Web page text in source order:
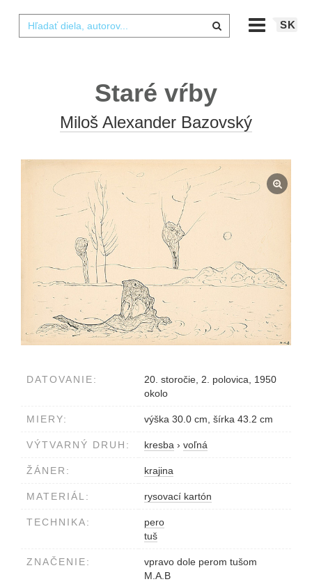
SK
Staré vŕby
Miloš Alexander Bazovský
DATOVANIE:
20. storočie, 2. polovica, 1950
okolo
MIERY: výška 30.0 cm, šírka 43.2 cm
VÝTVARNÝ DRUH: kresba › voľná
ŽÁNER: krajina
MATERIÁL: rysovací kartón
TECHNIKA:
pero
tuš
ZNAČENIE:
vpravo dole perom tušom
M.A.B